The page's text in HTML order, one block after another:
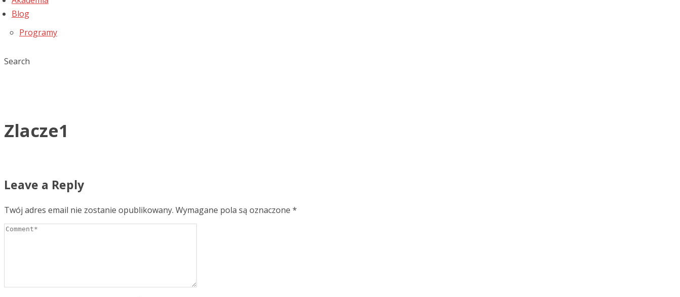
Blog
Programy
Search
Zlacze1
Leave a Reply
Twój adres email nie zostanie opublikowany. Wymagane pola są oznaczone *